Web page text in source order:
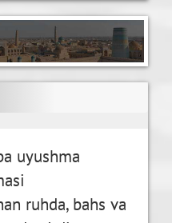
uyushma
ruhda, bahs va